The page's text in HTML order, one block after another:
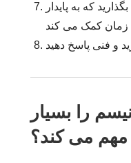
که به پایدار
را بسیار
مهم می کند؟